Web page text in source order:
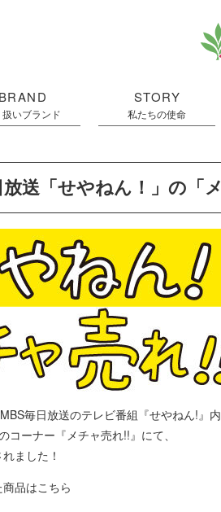
BRAND
いブランド
STORY
私たちの使命
放送「せやねん！」の
毎日放送のテレビ番組『せやねん!』内
コーナー『メチャ売れ!!』にて、
ました！
品はこちら